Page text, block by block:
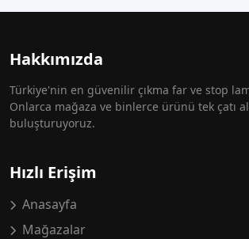
Hakkımızda
Türkiye'nin en güvenilir çıkma far ve stop
Onlarca mağaza ve binlerce ürünü tek çatı
buluşturuyoruz.
Hızlı Erişim
Anasayfa
Mağazalar